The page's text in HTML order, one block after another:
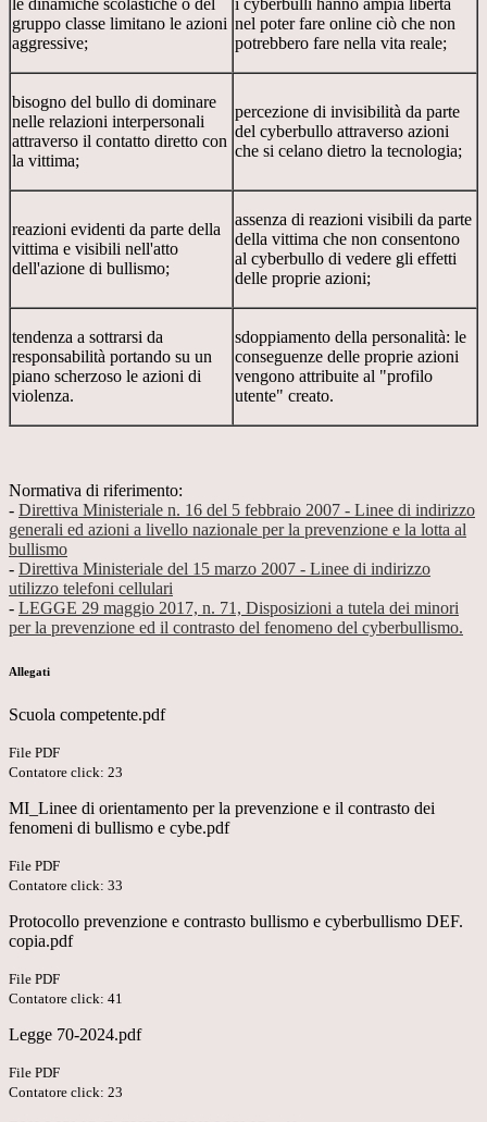
le dinamiche scolastiche o del
gruppo classe limitano le azioni
aggressive;
i cyberbulli hanno ampia liberta
nel poter fare online ciò che non
potrebbero fare nella vita reale;
bisogno del bullo di dominare
nelle relazioni interpersonali
attraverso il contatto diretto con
la vittima;
percezione di invisibilità da parte
del cyberbullo attraverso azioni
che si celano dietro la tecnologia;
reazioni evidenti da parte della
vittima e visibili nell'atto
dell'azione di bullismo;
assenza di reazioni visibili da parte
della vittima che non consentono
al cyberbullo di vedere gli effetti
delle proprie azioni;
tendenza a sottrarsi da
responsabilità portando su un
piano scherzoso le azioni di
violenza.
sdoppiamento della personalità: le
conseguenze delle proprie azioni
vengono attribuite al "profilo
utente" creato.
Normativa di riferimento:
- Direttiva Ministeriale n. 16 del 5 febbraio 2007 - Linee di indirizzo
generali ed azioni a livello nazionale per la prevenzione e la lotta al
bullismo
- Direttiva Ministeriale del 15 marzo 2007 - Linee di indirizzo
utilizzo telefoni cellulari
- LEGGE 29 maggio 2017, n. 71, Disposizioni a tutela dei minori
per la prevenzione ed il contrasto del fenomeno del cyberbullismo.
Allegati
Scuola competente.pdf
File PDF
Contatore click: 23
MI_Linee di orientamento per la prevenzione e il contrasto dei
fenomeni di bullismo e cybe.pdf
File PDF
Contatore click: 33
Protocollo prevenzione e contrasto bullismo e cyberbullismo DEF.
copia.pdf
File PDF
Contatore click: 41
Legge 70-2024.pdf
File PDF
Contatore click: 23